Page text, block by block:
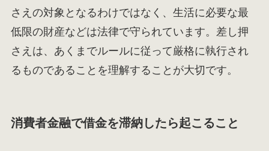
さえの対象となるわけではなく、生活に必要な最
低限の財産などは法律で守られています。差し押
さえは、あくまでルールに従って厳格に執行され
るものであることを理解することが大切です。
消費者金融で借金を滞納したら起こること